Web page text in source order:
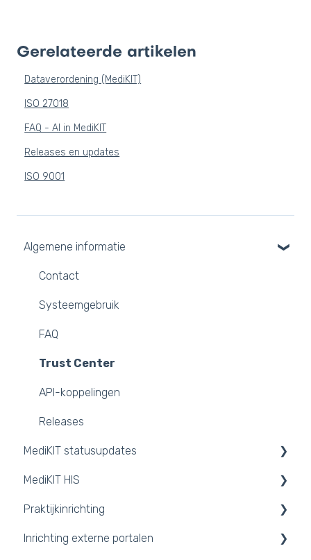
Algemene informatie
Contact
Systeemgebruik
FAQ
Trust Center
API-koppelingen
Releases
MediKIT statusupdates
Opgeloste incidenten
Aankondigingen
Nieuwsbrieven
MediKIT HIS
Agendavoering
Dossiervoering
Praktijkinrichting
Praktijkomgeving inrichten
Inrichting externe portalen
Gerelateerde artikelen
Dataverordening (MediKIT)
ISO 27018
FAQ - AI in MediKIT
Releases en updates
ISO 9001